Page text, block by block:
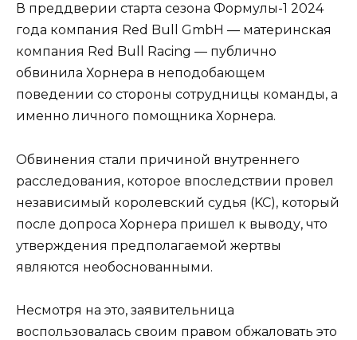
В преддверии старта сезона Формулы-1 2024
года компания Red Bull GmbH — материнская
компания Red Bull Racing — публично
обвинила Хорнера в неподобающем
поведении со стороны сотрудницы команды, а
именно личного помощника Хорнера.
Обвинения стали причиной внутреннего
расследования, которое впоследствии провел
независимый королевский судья (KC), который
после допроса Хорнера пришел к выводу, что
утверждения предполагаемой жертвы
являются необоснованными.
Несмотря на это, заявительница
воспользовалась своим правом обжаловать это